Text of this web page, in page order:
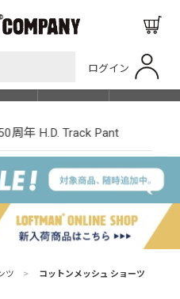
ログイン
SHOP LIST
周年 H.D. Track Pant
ツ > コットンメッシュ ショーツ